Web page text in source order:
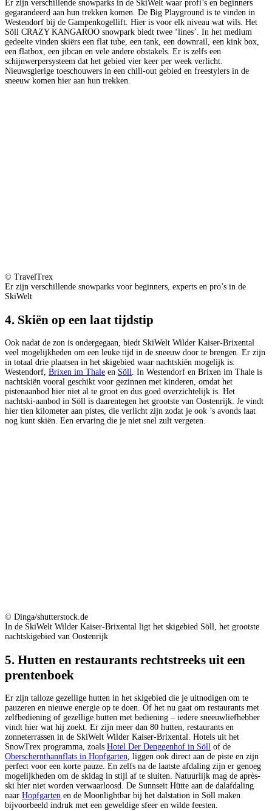
Er zijn verschillende snowparks in de SkiWelt waar profi’s en beginners
gegarandeerd aan hun trekken komen. De Big Playground is te vinden in
Westendorf bij de Gampenkogellift. Hier is voor elk niveau wat wils. Het
Söll CRAZY KANGAROO snowpark biedt twee ‘lines’. In het medium
gedeelte vinden skiërs een flat tube, een tank, een downrail, een kink box,
een flatbox, een jibcan en vele andere obstakels. Er is zelfs een
schijnwerpersysteem dat het gebied vier keer per week verlicht.
Nieuwsgierige toeschouwers in een chill-out gebied en freestylers in de
sneeuw komen hier aan hun trekken.
© TravelTrex
Er zijn verschillende snowparks voor beginners, experts en pro’s in de
SkiWelt
4. Skiën op een laat tijdstip
Ook nadat de zon is ondergegaan, biedt SkiWelt Wilder Kaiser-Brixental
veel mogelijkheden om een leuke tijd in de sneeuw door te brengen. Er zijn
in totaal drie plaatsen in het skigebied waar nachtskiën mogelijk is:
Westendorf, Brixen im Thale en Söll. In Westendorf en Brixen im Thale is
nachtskiën vooral geschikt voor gezinnen met kinderen, omdat het
pistenaanbod hier niet al te groot en dus goed overzichtelijk is. Het
nachtski-aanbod in Söll is daarentegen het grootste van Oostenrijk. Je vindt
hier tien kilometer aan pistes, die verlicht zijn zodat je ook ’s avonds laat
nog kunt skiën. Een ervaring die je niet snel zult vergeten.
© Dinga/shutterstock.de
In de SkiWelt Wilder Kaiser-Brixental ligt het skigebied Söll, het grootste
nachtskigebied van Oostenrijk
5. Hutten en restaurants rechtstreeks uit een
prentenboek
Er zijn talloze gezellige hutten in het skigebied die je uitnodigen om te
pauzeren en nieuwe energie op te doen. Of het nu gaat om restaurants met
zelfbediening of gezellige hutten met bediening – iedere sneeuwliefhebber
vindt hier wat hij zoekt. Er zijn meer dan 80 hutten, restaurants en
zonneterrassen in de SkiWelt Wilder Kaiser-Brixental. Hotels uit het
SnowTrex programma, zoals Hotel Der Denggenhof in Söll of de
Oberschernthannflats in Hopfgarten, liggen ook direct aan de piste en zijn
perfect voor een korte pauze. En zelfs na de laatste afdaling zijn er genoeg
mogelijkheden om de skidag in stijl af te sluiten. Natuurlijk mag de après-
ski hier niet worden verwaarloosd. De Sunnseit Hütte aan de dalafdaling
naar Hopfgarten en de Moonlightbar bij het dalstation in Söll maken
bijvoorbeeld indruk met een geweldige sfeer en wilde feesten.